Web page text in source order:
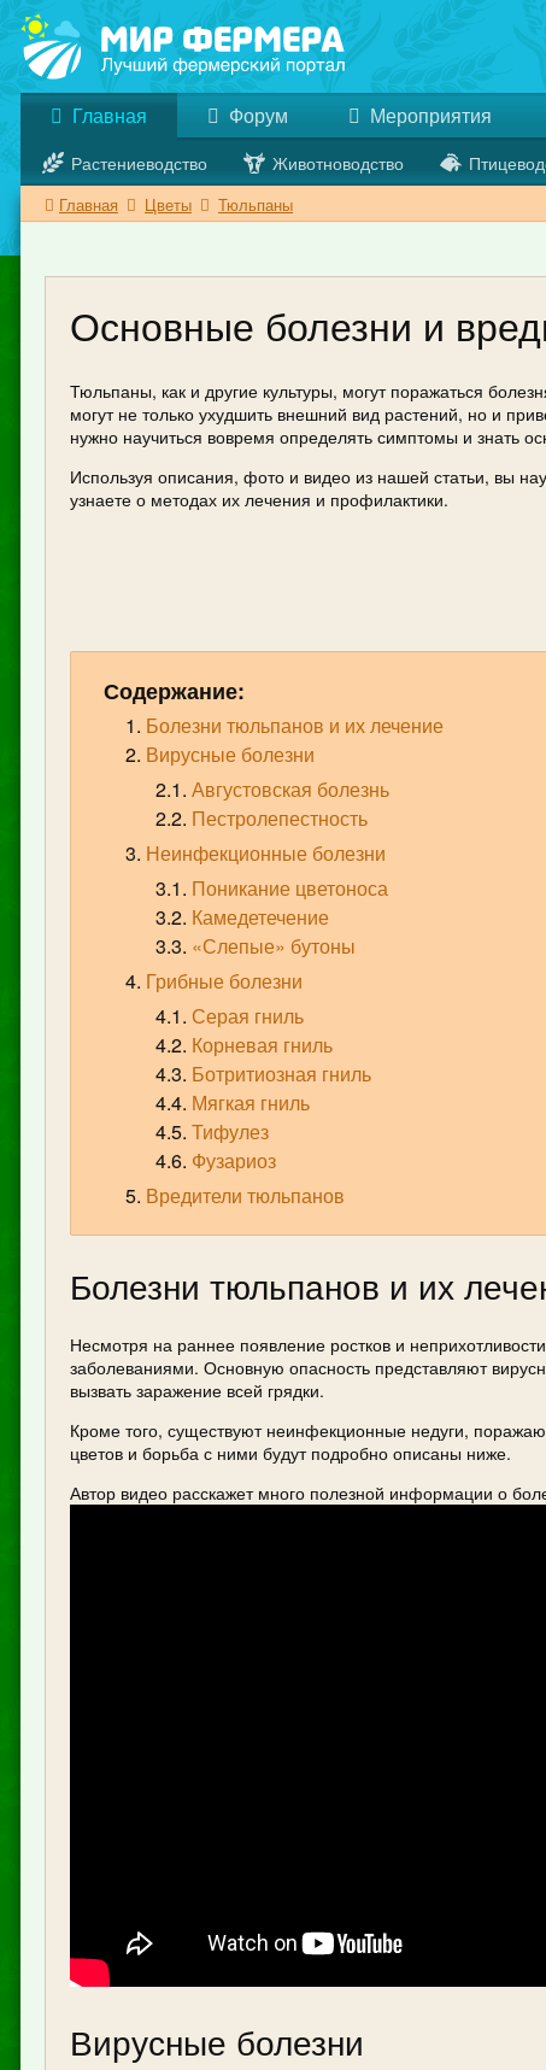
Главная
Растениеводство Животноводство
Форум Мероприятия
Главная Цветы Тюльпаны
Основные болезни и
Тюльпаны, как и другие культуры, могут поражаться
могут не только ухудшить внешний вид растений, но и
нужно научиться вовремя определять симптомы и знать
Используя описания, фото и видео из нашей статьи, вы
узнаете о методах их лечения и профилактики.
Содержание:
Болезни тюльпанов и их лечение
Вирусные болезни
Августовская болезнь
Пестролепестность
Неинфекционные болезни
Поникание цветоноса
Камедетечение
«Слепые» бутоны
Грибные болезни
Серая гниль
Корневая гниль
Ботритиозная гниль
Мягкая гниль
Тифулез
Фузариоз
Вредители тюльпанов
Болезни тюльпанов и их
Несмотря на раннее появление ростков и
заболеваниями. Основную опасность представляют
вызвать заражение всей грядки.
Кроме того, существуют неинфекционные недуги,
цветов и борьба с ними будут подробно описаны ниже.
Автор видео расскажет много полезной информации о
Вирусные болезни